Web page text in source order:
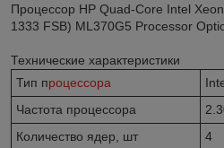
Процессор HP Quad-Core Intel
1333 FSB) ML370G5 Processor
Технические характеристики
Тип процессора
Частота процессора
Количество ядер, шт
4